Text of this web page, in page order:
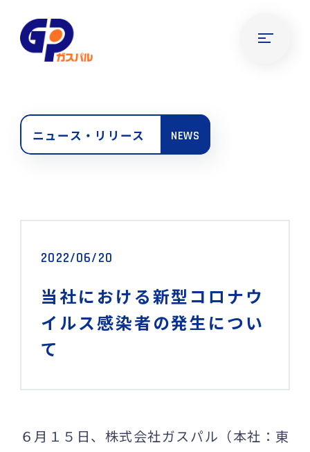
ニュース・リリース NEWS
2022/06/20
当社における新型コロナウ
イルス感染者の発生につい
て
６月１５日、株式会社ガスパル（本社：東